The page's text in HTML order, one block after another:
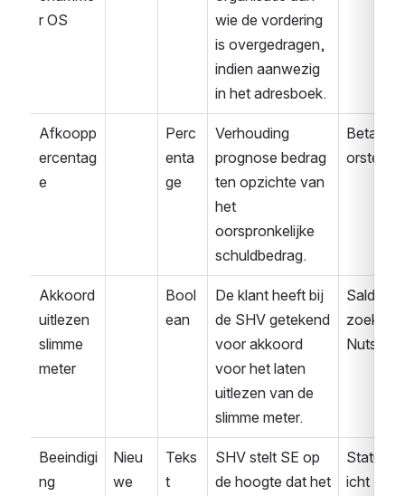
r OS
wie de vordering
is overgedragen,
indien aanwezig
in het adresboek.
Afkoopp
ercentag
e
Perc
enta
ge
Verhouding
prognose bedrag
ten opzichte van
het
oorspronkelijke
schuldbedrag.
Betaalvo
orstel
Akkoord
uitlezen
slimme
meter
Bool
ean
De klant heeft bij
de SHV getekend
voor akkoord
voor het laten
uitlezen van de
slimme meter.
Saldover
zoek
Nuts
Beeindigi
ng
Nieu
we
Teks
t
SHV stelt SE op
de hoogte dat het
icht